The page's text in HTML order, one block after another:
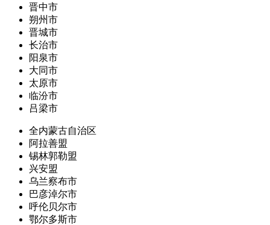
晋中市
朔州市
晋城市
长治市
阳泉市
大同市
太原市
临汾市
吕梁市
全内蒙古自治区
阿拉善盟
锡林郭勒盟
兴安盟
乌兰察布市
巴彦淖尔市
呼伦贝尔市
鄂尔多斯市